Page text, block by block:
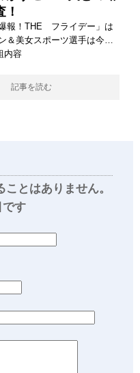
報！THE フライデー」は
＆美女スポーツ選手は今…
内容
記事を読む
とはありません。
です